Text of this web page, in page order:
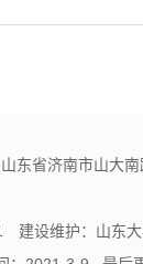
东省济南市山大
建设维护：山